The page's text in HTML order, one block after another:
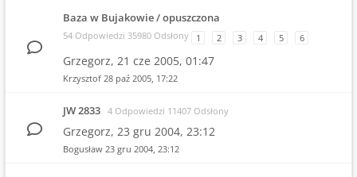
Baza w Bujakowie / opuszczona
54 Odpowiedzi 35980 Odsłony 1 2 3 4 5 6
Grzegorz, 21 cze 2005, 01:47
Krzysztof 28 paź 2005, 17:22
JW 2833 4 Odpowiedzi 11407 Odsłony
Grzegorz, 23 gru 2004, 23:12
Bogusław 23 gru 2004, 23:12